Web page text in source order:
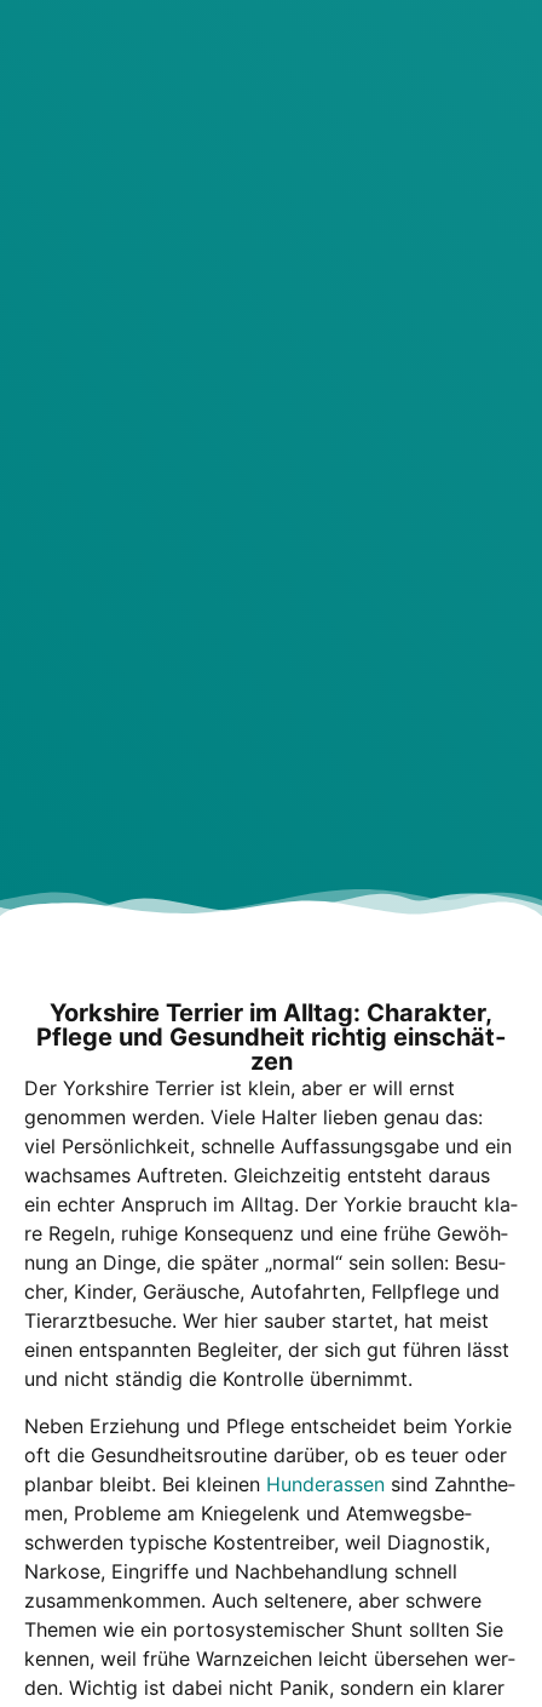
York­shire Ter­ri­er im All­tag: Cha­rak­ter,
Pfle­ge und Gesund­heit rich­tig ein­schät­
zen
Der York­shire Ter­ri­er ist klein, aber er will ernst
genom­men wer­den. Vie­le Hal­ter lie­ben genau das:
viel Per­sön­lich­keit, schnel­le Auf­fas­sungs­ga­be und ein
wach­sa­mes Auf­tre­ten. Gleich­zei­tig ent­steht dar­aus
ein ech­ter Anspruch im All­tag. Der Yor­kie braucht kla­
re Regeln, ruhi­ge Kon­se­quenz und eine frü­he Gewöh­
nung an Din­ge, die spä­ter „nor­mal“ sein sol­len: Besu­
cher, Kin­der, Geräu­sche, Auto­fahr­ten, Fell­pfle­ge und
Tier­arzt­be­su­che. Wer hier sau­ber star­tet, hat meist
einen ent­spann­ten Beglei­ter, der sich gut füh­ren lässt
und nicht stän­dig die Kon­trol­le über­nimmt.
Neben Erzie­hung und Pfle­ge ent­schei­det beim Yor­kie
oft die Gesund­heits­rou­ti­ne dar­über, ob es teu­er oder
plan­bar bleibt. Bei klei­nen Hun­de­ras­sen sind Zahn­the­
men, Pro­ble­me am Knie­ge­lenk und Atem­wegs­be­
schwer­den typi­sche Kos­ten­trei­ber, weil Dia­gnos­tik,
Nar­ko­se, Ein­grif­fe und Nach­be­hand­lung schnell
zusam­men­kom­men. Auch sel­te­ne­re, aber schwe­re
The­men wie ein por­to­sys­te­mi­scher Shunt soll­ten Sie
ken­nen, weil frü­he Warn­zei­chen leicht über­se­hen wer­
den. Wich­tig ist dabei nicht Panik, son­dern ein kla­rer